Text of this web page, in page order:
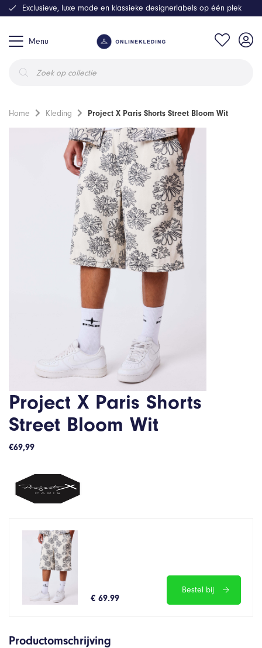
Menu
zoeken
Exclusieve, luxe mode en klassieke designerlabels op één plek
Home Kleding Project X Paris Shorts Street Bloom Wit
Project X Paris Shorts
Street Bloom Wit
€69,99
€ 69.99
Bestel bij
Productomschrijving